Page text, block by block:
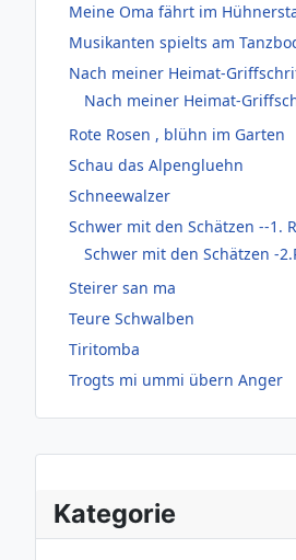
Kategorie
Meine Oma fährt im
Musikanten spielts am
Nach meiner Heimat-
Nach meiner Heimat-
Rote Rosen , blühn im Garten
Schau das Alpengluehn
Schneewalzer
Schwer mit den Schätzen --1.
Schwer mit den Schätzen -
Steirer san ma
Teure Schwalben
Tiritomba
Trogts mi ummi übern Anger